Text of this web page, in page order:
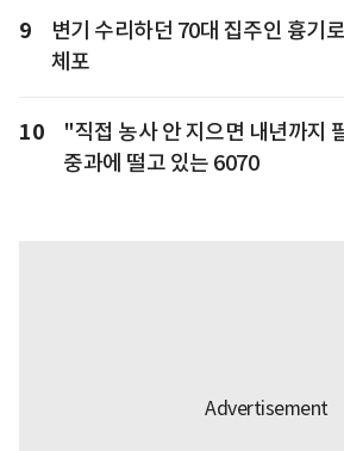
9
변기 수리하던 70대 집주인 흉기
체포
10
"직접 농사 안 지으면 내년까지
중과에 떨고 있는 6070